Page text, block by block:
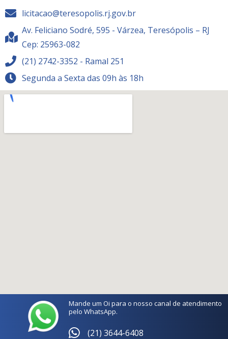
licitacao@teresopolis.rj.gov.br
Av. Feliciano Sodré, 595 - Várzea, Teresópolis – RJ
Cep: 25963-082
(21) 2742-3352 - Ramal 251
Segunda a Sexta das 09h às 18h
Mande um Oi para o nosso canal de atendimento
pelo WhatsApp.
(21) 3644-6408